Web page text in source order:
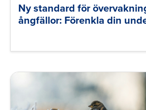
Ny standard för
ångfällor: Förenkla din